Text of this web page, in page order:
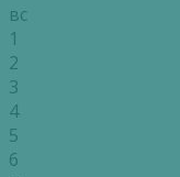
вс
1
2
3
4
5
6